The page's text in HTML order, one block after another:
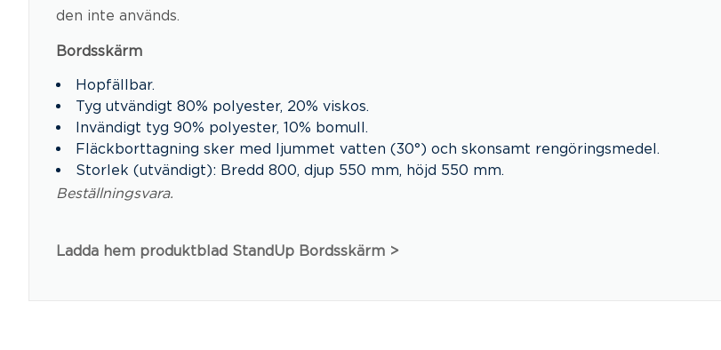
den inte används.
Bordsskärm
Hopfällbar.
Tyg utvändigt 80% polyester, 20% viskos.
Invändigt tyg 90% polyester, 10% bomull.
Fläckborttagning sker med ljummet vatten (30°) och skonsamt rengöringsmedel.
Storlek (utvändigt): Bredd 800, djup 550 mm, höjd 550 mm.
Beställningsvara.
Ladda hem produktblad StandUp Bordsskärm >